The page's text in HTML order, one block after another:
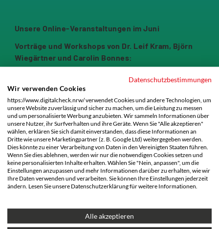
Unsere Online-Veranstaltungen im Juni
Vorträge und Workshops von Dr. Leif Kram, Björn
Wiegärtner und Carolin Bonnes:
5 Jahre #DigitalCheckNRW
17.06.2025, 13:00 – 16:00 Uhr, via Zoom, kostenfrei
Unser Projekt wird 5 Jahre alt und wir möchten
diesen Geburtstag mit Dir feiern.
Herzlich laden wir, der #DigitalCheckNRW und die
Gesellschaft für Medienpädagogik und
Kommunikationskultur e.V., dich zur Online-
Veranstaltung amDienstag, den 17. Juni 2025 von
13 bis 16 Uhrein. Die Veranstaltung beginnt mit
einer inspirierendenKeynotevon Dr. Leif Kramp
„Resilienz in der digitalen Gesellschaft
. Danach widmen wir uns in zwei interessanten
Datenschutzbestimmungen
Wir verwenden Cookies
https://www.digitalcheck.nrw/ verwendet Cookies und andere Technologien, um
unsere Website zuverlässig und sicher zu machen, um die Leistung zu messen
und um personalisierte Werbung anzubieten. Wir sammeln Informationen über
unsere Nutzer, ihr Surfverhalten und ihre Geräte. Wenn Sie "Alle akzeptieren"
wählen, erklären Sie sich damit einverstanden, dass diese Informationen an
Dritte wie unsere Marketingpartner (z. B. Google Ltd) weitergegeben werden.
Dies könnte zu einer Verarbeitung von Daten in den Vereinigten Staaten führen.
Wenn Sie dies ablehnen, werden wir nur die notwendigen Cookies setzen und
keine personalisierten Inhalte erhalten. Wählen Sie "Nein, anpassen", um die
Einstellungen anzupassen und mehr Informationen darüber zu erhalten, wie wir
Ihre Daten verwenden und verarbeiten. Sie können Ihre Einstellungen jederzeit
ändern. Lesen Sie unsere Datenschutzerklärung für weitere Informationen.
Alle akzeptieren